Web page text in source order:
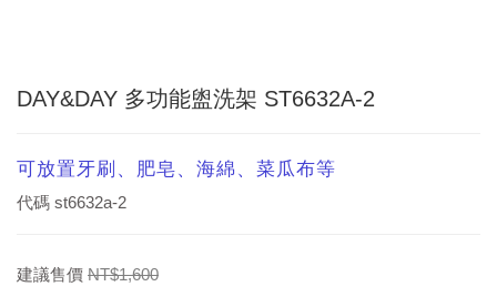
DAY&DAY 多功能盥洗架 ST6632A-2
可放置牙刷、肥皂、海綿、菜瓜布等
代碼 st6632a-2
建議售價 NT$1,600